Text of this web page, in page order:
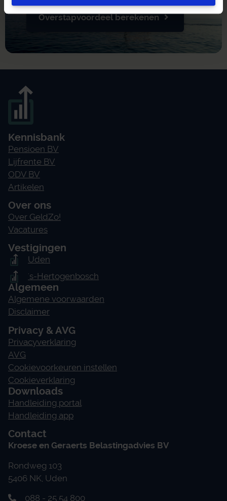
Overstapvoordeel berekenen
Kennisbank
Pensioen BV
Lijfrente BV
ODV BV
Artikelen
Over ons
Over GeldZo!
Vacatures
Vestigingen
Uden
's-Hertogenbosch
Algemeen
Algemene voorwaarden
Disclaimer
Privacy & AVG
Privacyverklaring
AVG
Cookievoorkeuren instellen
Cookieverklaring
Downloads
Handleiding portal
Handleiding app
Contact
Kroese en Geraerts Belastingadvies BV
Rondweg 103
5406 NK, Uden
088 - 25 54 800